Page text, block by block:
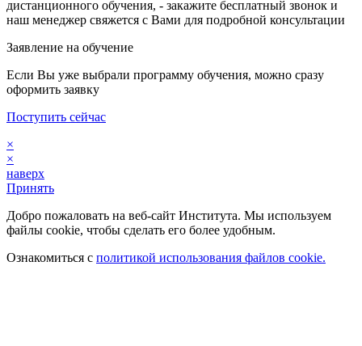
дистанционного обучения, - закажите бесплатный звонок и
наш менеджер свяжется с Вами для подробной консультации
Заявление на обучение
Если Вы уже выбрали программу обучения, можно сразу
оформить заявку
Поступить сейчас
×
×
наверх
Принять
Добро пожаловать на веб-сайт Института. Мы используем
файлы cookie, чтобы сделать его более удобным.
Ознакомиться с политикой использования файлов cookie.